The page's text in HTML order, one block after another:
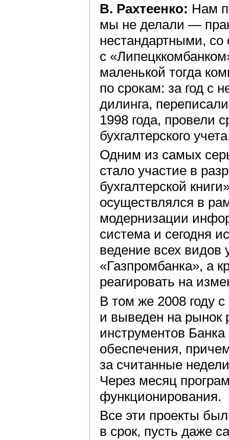
В. Рахтеенко: Нам
мы не делали —
нестандартными,
с
маленькой тогда
по срокам: за год с
дилинга,
1998 года, провели
бухгалтерского
Одним из самых
стало участие в
бухгалтерской
осуществлялся в
модернизации
система и сегодня
ведение всех видов
«Газпромбанка», а
реагировать на
В том же 2008 году
и выведен на рынок
инструментов
обеспечения,
за считанные
Через месяц
функционирования.
Все эти проекты
в срок, пусть даже